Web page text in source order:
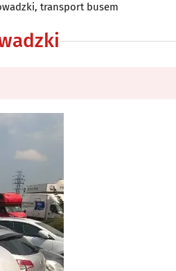
transport busem